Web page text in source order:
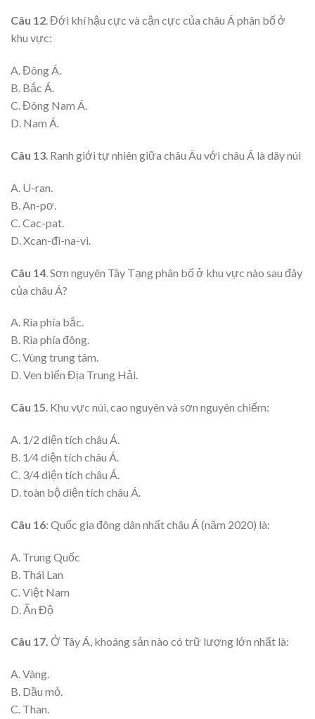
Câu 12. Đới khí hậu cực và cận cực của châu Á phân bố ở
khu vực:
A. Đông Á.
B. Bắc Á.
C. Đông Nam Á.
D. Nam Á.
Câu 13. Ranh giới tự nhiên giữa châu Âu với châu Á là dãy núi
A. U-ran.
B. An-pơ.
C. Cac-pat.
D. Xcan-đi-na-vi.
Câu 14 . Sơn nguyên Tây Tạng phân bố ở khu vực nào sau đây
của châu Á?
A. Rìa phía bắc.
B. Rìa phía đông.
C. Vùng trung tâm.
D. Ven biển Địa Trung Hải.
Câu 15. Khu vực núi, cao nguyên và sơn nguyên chiếm:
A. 1/2 diện tích châu Á.
B. 1⁄4 diện tích châu Á.
C. 3/4 diện tích châu Á.
D. toàn bộ diện tích châu Á.
Câu 16: Quốc gia đông dân nhất châu Á (năm 2020) là:
A. Trung Quốc
B. Thái Lan
C. Việt Nam
D. Ấn Độ
Câu 17. Ở Tây Á, khoáng sản nào có trữ lượng lớn nhất là:
A. Vàng.
B. Dầu mỏ.
C. Than.